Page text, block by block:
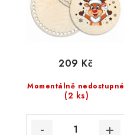
Momentálně nedostupné
(2 ks)
209 Kč